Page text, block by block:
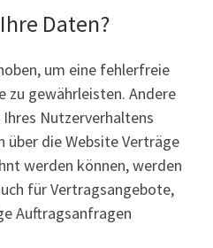
Daten?
um eine fehlerfreie
zu gewährleisten. Andere
Nutzerverhaltens
die Website Verträge
werden können, werden
für Vertragsangebote,
Auftragsanfragen